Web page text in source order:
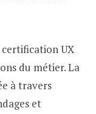
UX
du métier. La
à travers
et